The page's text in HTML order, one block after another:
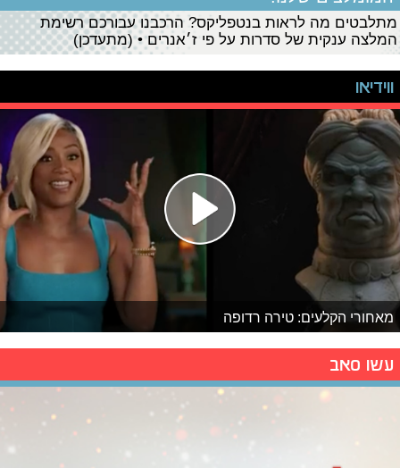
מתלבטים מה לראות בנטפליקס? הרכבנו עבורכם רשימת
המלצה ענקית של סדרות על פי ז׳אנרים • (מתעדכן)
ווידיאו
מאחורי הקלעים: טירה רדופה
עשו סאב